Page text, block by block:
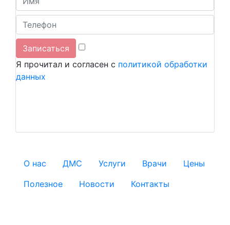
Я прочитал и согласен с политикой обработки
данных
О нас ДМС Услуги Врачи
Цены
Полезное
Новости Контакты